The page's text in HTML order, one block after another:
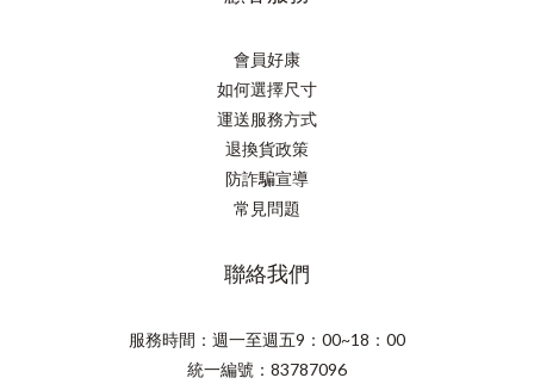
會員好康
如何選擇尺寸
運送服務方式
退換貨政策
防詐騙宣導
常見問題
聯絡我們
服務時間：週一至週五9：00~18：00
統一編號：83787096